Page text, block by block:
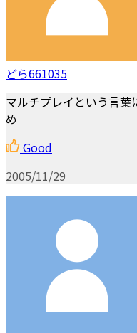
どら661035
マルチプレイという言葉
め
Good
2005/11/29